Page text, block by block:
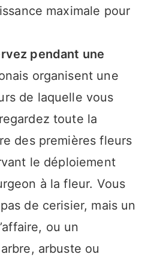
maximale pour
pendant une
organisent une
de laquelle vous
toute la
des premières fleurs
le déploiement
à la fleur. Vous
de cerisier, mais un
ou un
arbuste ou